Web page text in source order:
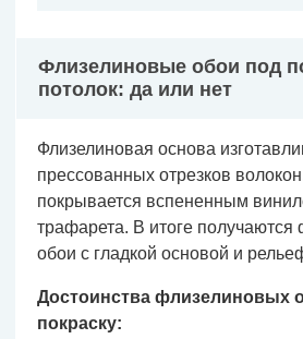
Флизелиновые обои под
потолок: да или нет
Флизелиновая основа
прессованных отрезков
покрывается вспененным
трафарета. В итоге
обои с гладкой основой и
Достоинства флизелиновых
покраску: